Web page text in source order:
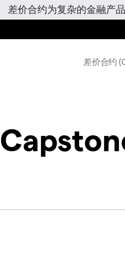
差价合约为复杂的金融产
差价合约